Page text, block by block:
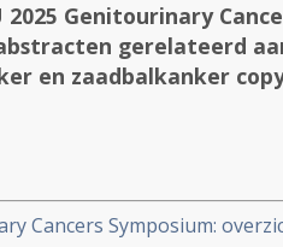
2025 Genitourinary
gerelateerd
en zaadbalkanker
Cancers Symposium: